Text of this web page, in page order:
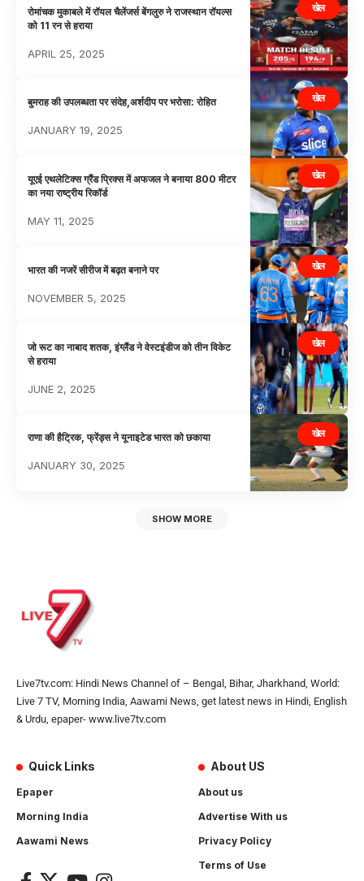
खेल
रोमांचक मुकाबले में रॉयल चैलेंजर्स बेंगलुरु ने राजस्थान रॉयल्स
को 11 रन से हराया
APRIL 25, 2025
खेल
बुमराह की उपलब्धता पर संदेह,अर्शदीप पर भरोसा: राेहित
JANUARY 19, 2025
खेल
यूएई एथलेटिक्स ग्रैंड प्रिक्स में अफजल ने बनाया 800 मीटर
का नया राष्ट्रीय रिकॉर्ड
MAY 11, 2025
खेल
भारत की नजरें सीरीज में बढ़त बनाने पर
NOVEMBER 5, 2025
खेल
जो रूट का नाबाद शतक, इंग्लैंड ने वेस्टइंडीज को तीन विकेट
से हराया
JUNE 2, 2025
खेल
राणा की हैट्रिक, फ्रेंड्स ने यूनाइटेड भारत को छकाया
JANUARY 30, 2025
SHOW MORE
Live7tv.com: Hindi News Channel of – Bengal, Bihar, Jharkhand, World:
Live 7 TV, Morning India, Aawami News, get latest news in Hindi, English
& Urdu, epaper- www.live7tv.com
Quick Links
Epaper
Morning India
Aawami News
About US
About us
Advertise With us
Privacy Policy
Terms of Use